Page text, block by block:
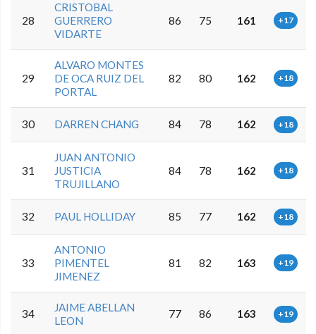
28
CRISTOBAL
GUERRERO
VIDARTE
86 75 161 +17
29
ALVARO MONTES
DE OCA RUIZ DEL
PORTAL
82 80 162 +18
30 DARREN CHANG 84 78 162 +18
31
JUAN ANTONIO
JUSTICIA
TRUJILLANO
84 78 162 +18
32 PAUL HOLLIDAY 85 77 162 +18
33
ANTONIO
PIMENTEL
JIMENEZ
81 82 163 +19
34
JAIME ABELLAN
LEON
77 86 163 +19